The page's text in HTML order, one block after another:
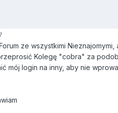
ze wszystkimi
Kolegę "cobra" za
mój login na inny, aby nie